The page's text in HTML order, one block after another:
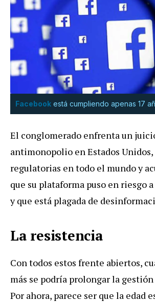
Facebook está cumpliendo apenas 17
El conglomerado enfrenta un
antimonopolio en Estados Unidos,
regulatorias en todo el mundo y
que su plataforma puso en riesgo
y que está plagada de
La resistencia
Con todos estos frente abiertos,
más se podría prolongar la
Por ahora, parece ser que la edad